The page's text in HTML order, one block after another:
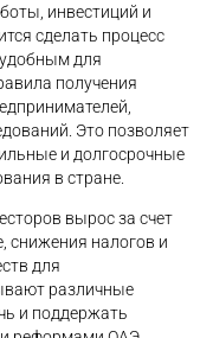
инвестиций и
сделать процесс
для
получения
Это позволяет
и долгосрочные
в стране.
вырос за счет
снижения налогов и
для
различные
и поддержать